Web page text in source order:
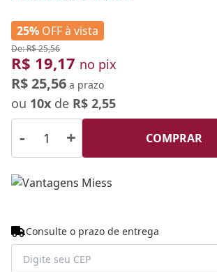
25% OFF à vista
De: R$ 25,56
R$ 19,17 no pix
R$ 25,56 a prazo
ou 10x de R$ 2,55
- + COMPRAR
Consulte o prazo de entrega